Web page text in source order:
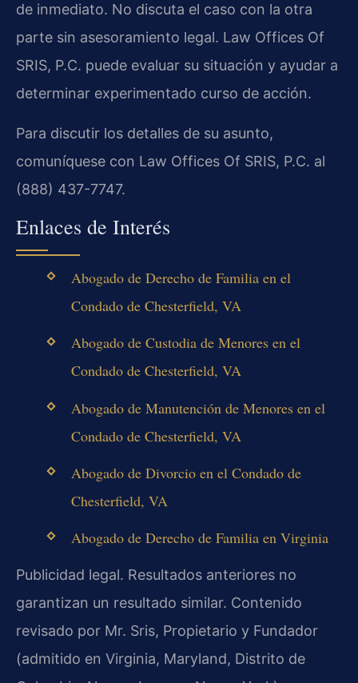
de inmediato. No discuta el caso con la otra
parte sin asesoramiento legal. Law Offices Of
SRIS, P.C. puede evaluar su situación y ayudar a
determinar experimentado curso de acción.
Para discutir los detalles de su asunto,
comuníquese con Law Offices Of SRIS, P.C. al
(888) 437-7747.
Enlaces de Interés
Abogado de Derecho de Familia en el
Condado de Chesterfield, VA
Abogado de Custodia de Menores en el
Condado de Chesterfield, VA
Abogado de Manutención de Menores en el
Condado de Chesterfield, VA
Abogado de Divorcio en el Condado de
Chesterfield, VA
Abogado de Derecho de Familia en Virginia
Publicidad legal. Resultados anteriores no
garantizan un resultado similar. Contenido
revisado por Mr. Sris, Propietario y Fundador
(admitido en Virginia, Maryland, Distrito de